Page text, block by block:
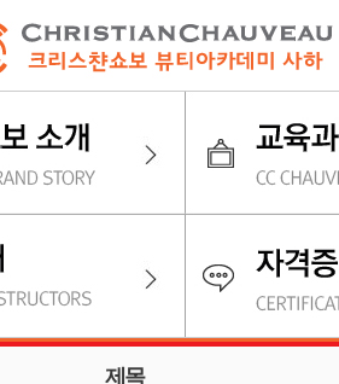
제목